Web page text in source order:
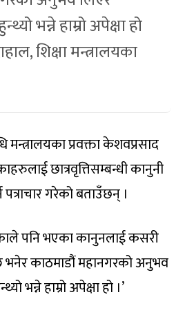
भन्ने हाम्रो अपेक्षा हो
शिक्षा मन्त्रालयका
मन्त्रालयका प्रवक्ता केशवप्रसाद
छात्रवृत्तिसम्बन्धी कानुनी
पत्राचार गरेको बताउँछन् ।
पनि भएका कानुनलाई कसरी
भनेर काठमाडौं महानगरको अनुभव
भन्ने हाम्रो अपेक्षा हो ।’